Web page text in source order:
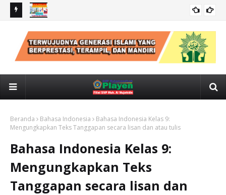
SOSIALISASI
IPS
Beranda Bahasa Indonesia
Bahasa Indonesia Kelas 9:
Mengungkapkan Teks Tanggapan secara lisan dan atau tulis
Bahasa Indonesia Kelas 9:
Mengungkapkan Teks
Tanggapan secara lisan dan